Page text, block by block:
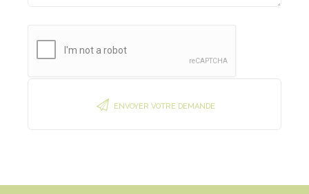
ENVOYER VOTRE DEMANDE